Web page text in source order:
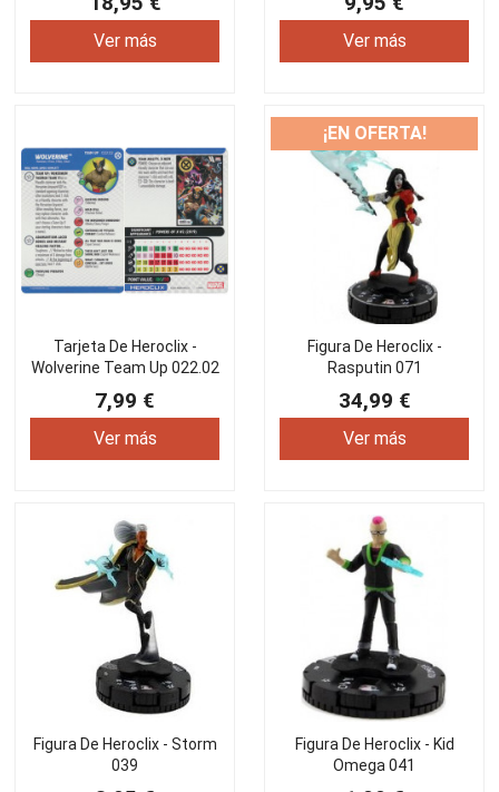
Ver más Ver más
Tarjeta De Heroclix -
Wolverine Team Up 022.02
7,99 €
Ver más
Figura De Heroclix -
Rasputin 071
34,99 €
Ver más
¡EN OFERTA!
Figura De Heroclix - Storm
039
Figura De Heroclix - Kid
Omega 041